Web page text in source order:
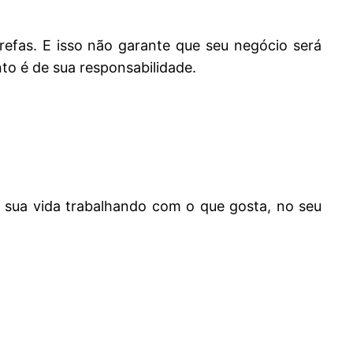
E isso não garante que seu negócio será
é de sua responsabilidade.
vida trabalhando com o que gosta, no seu